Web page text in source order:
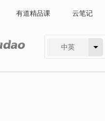
有道精品课 云笔记
中英